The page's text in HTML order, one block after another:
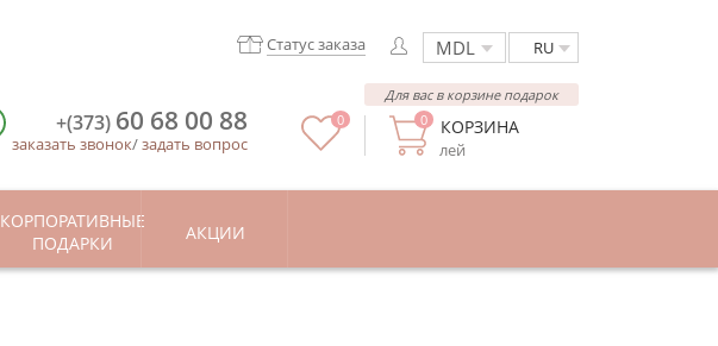
RU
Статус заказа
КОРЗИНА
лей
0
Для вас в корзине подарок
0
+(373) 60 68 00 88
заказать звонок/задать вопрос
КОРПОРАТИВНЫЕ
ПОДАРКИ
АКЦИИ